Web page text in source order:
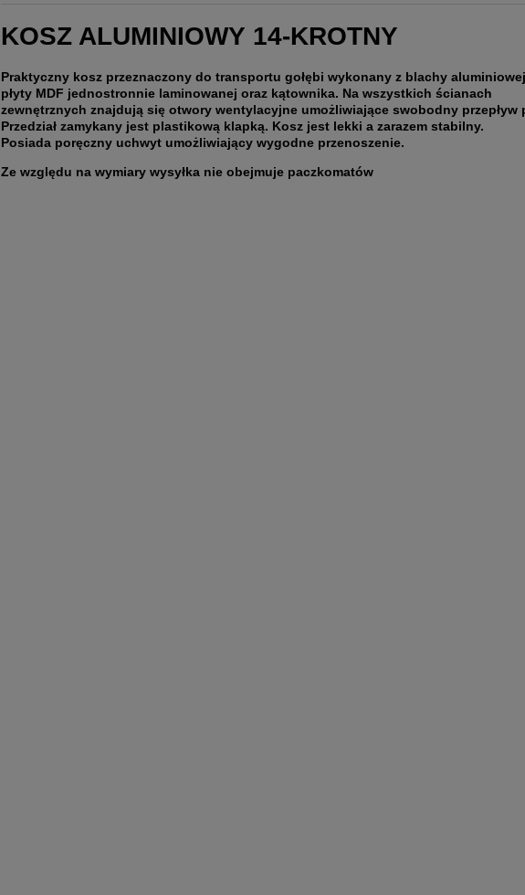
KOSZ ALUMINIOWY 14-KROTNY
Praktyczny kosz przeznaczony do transportu gołębi wykonany z blachy
płyty MDF jednostronnie laminowanej oraz kątownika. Na wszystkich ścianach
zewnętrznych znajdują się otwory wentylacyjne umożliwiające swobodny przepływ
Przedział zamykany jest plastikową klapką. Kosz jest lekki a zarazem stabilny.
Posiada poręczny uchwyt umożliwiający wygodne przenoszenie.
Ze względu na wymiary wysyłka nie obejmuje paczkomatów